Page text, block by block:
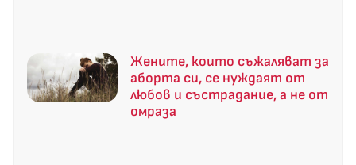
Жените, които съжаляват за
аборта си, се нуждаят от
любов и състрадание, а не от
омраза